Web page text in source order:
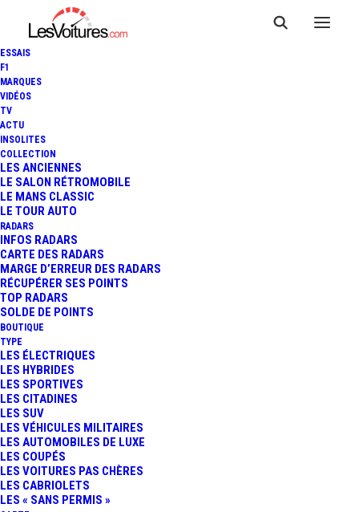
ESSAIS
F1
MARQUES
VIDÉOS
TV
ACTU
INSOLITES
COLLECTION
LES ANCIENNES
LE SALON RÉTROMOBILE
LE MANS CLASSIC
LE TOUR AUTO
RADARS
INFOS RADARS
CARTE DES RADARS
MARGE D’ERREUR DES RADARS
RÉCUPÉRER SES POINTS
TOP RADARS
SOLDE DE POINTS
BOUTIQUE
TYPE
LES ÉLECTRIQUES
LES HYBRIDES
LES SPORTIVES
LES CITADINES
LES SUV
LES VÉHICULES MILITAIRES
LES AUTOMOBILES DE LUXE
LES COUPÉS
LES VOITURES PAS CHÈRES
LES CABRIOLETS
LES « SANS PERMIS »
Arelaune-en-Seine
CetteAire de covoiturage
Bliquetuit – Pont de Brotonne
sur-Seine, dans le département de
(Normandie), est un lieu pratique et accessible pour
faciliter vos déplacements partagés. Positionnée
proximité de
trajets du quotidien ou les longues distances.
Avec ses
Arelaune-en-Seine NC
accueillir les covoitureurs dans des bonnes conditions.
Que vous soyez conducteur ou passager, vous
apprécierez l’organisation et l’espace disponibles, pensés
pour améliorer l’expérience de covoiturage.